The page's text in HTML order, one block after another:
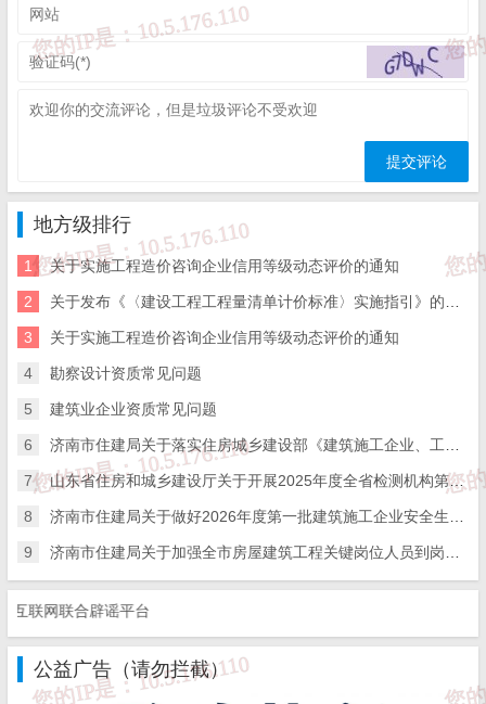
及时联系我们给出内容所在的网址，并提供相关证明资料，
在收到相关投诉后，我们会第一时间给予处理；
三、本站发布的软件仅提供给大家学习测试，请诸位用户使
用正版软件，不得商用；
四、本站的文字及图片资料允许您复制、转载和传播，转载
五、免责声明方:而立居（2li.xyz）、济南工程（微信公众
侵删联系。
地方级排行
1 关于实施工程造价咨询企业信用等级动态评价的通知
2 关于发布《〈建设工程工程量清单计价标准〉实施指引》的通知
3 关于实施工程造价咨询企业信用等级动态评价的通知
4 勘察设计资质常见问题
5 建筑业企业资质常见问题
6 济南市住建局关于落实住房城乡建设部《建筑施工企业、工程项目安全生产管理机构设置及安全生产管理人员配备办法》的通知
7 山东省住房和城乡建设厅关于开展2025年度全省检测机构第二次能力验证工作的通知
8 济南市住建局关于做好2026年度第一批建筑施工企业安全生产管理人员考试报名工作的通知
9 济南市住建局关于加强全市房屋建筑工程关键岗位人员到岗履职数字化监管的通知
联合辟谣平台
公益广告（请勿拦截）